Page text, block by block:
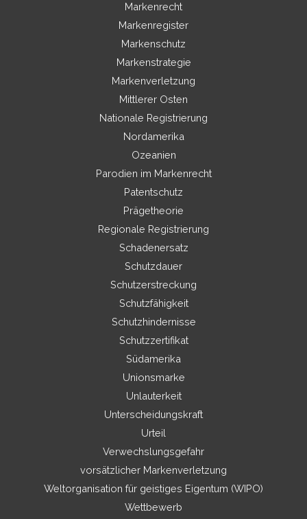
Markenrecht
Markenregister
Markenschutz
Markenstrategie
Markenverletzung
Mittlerer Osten
Nationale Registrierung
Nordamerika
Ozeanien
Parodien im Markenrecht
Patentschutz
Prägetheorie
Regionale Registrierung
Schadenersatz
Schutzdauer
Schutzerstreckung
Schutzfähigkeit
Schutzhindernisse
Schutzzertifikat
Südamerika
Unionsmarke
Unlauterkeit
Unterscheidungskraft
Urteil
Verwechslungsgefahr
vorsätzlicher Markenverletzung
Weltorganisation für geistiges Eigentum (WIPO)
Wettbewerb